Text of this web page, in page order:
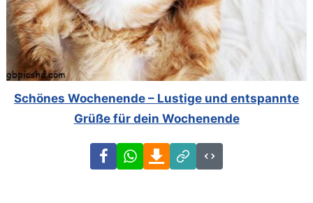
Schönes Wochenende – Lustige und entspannte
Grüße für dein Wochenende
FacebookWhatsAppDownload
Link
Code